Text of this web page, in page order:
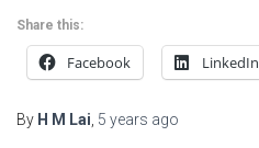
Share this:
Facebook LinkedIn
By H M Lai, 5 years ago